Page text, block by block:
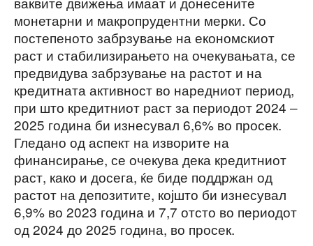
монетарни и макропрудентни мерки. Со
постепеното забрзување на економскиот
раст и стабилизирањето на очекувањата, се
предвидува забрзување на растот и на
кредитната активност во наредниот период,
при што кредитниот раст за периодот 2024 ‒
2025 година би изнесувал 6,6% во просек.
Гледано од аспект на изворите на
финансирање, се очекува дека кредитниот
раст, како и досега, ќе биде поддржан од
растот на депозитите, којшто би изнесувал
6,9% во 2023 година и 7,7 отсто во периодот
од 2024 до 2025 година, во просек.